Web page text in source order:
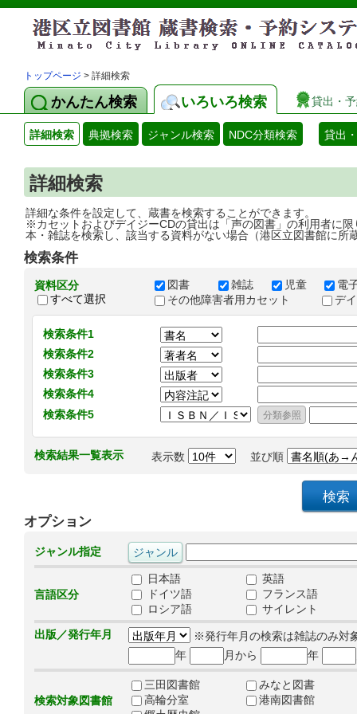
トップページ > 詳細検索
かんたん検索 いろいろ検索 貸出・
詳細検索 典拠検索 ジャンル検索 NDC分類検索 貸出
詳細検索
詳細な条件を設定して、蔵書を検索することができます。
※カセットおよびデイジーCDの貸出は「声の図書」の利用者に限
本・雑誌を検索し、該当する資料がない場合（港区立図書館に所
検索条件
資料区分
すべて選択
図書 雑誌 児童
電
その他障害者用カセット
デ
検索条件1
検索条件2
検索条件3
検索条件4
検索条件5
検索結果一覧表示 表示数 並び順
オプション
ジャンル指定
言語区分
日本語
英語
ドイツ語
フランス語
ロシア語
サイレント
出版／発行年月
※発行年月の検索は雑誌のみ対
年
月から 年
検索対象図書館
三田図書館
みなと図書
高輪分室
港南図書館